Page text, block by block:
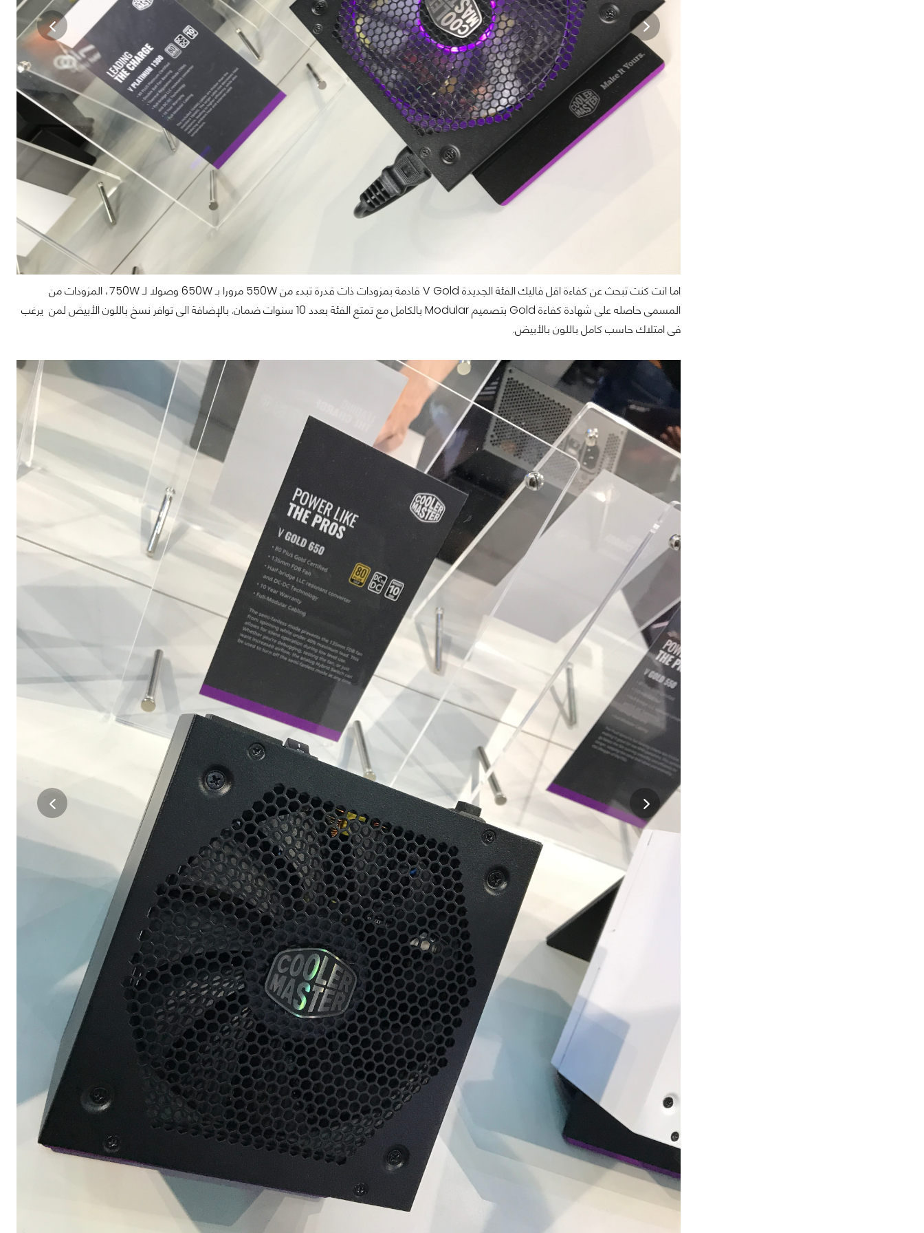
اما انت كنت تبحث عن كفاءة اقل فاليك الفئة الجديدة V Gold قادمة بمزودات ذات قدرة تبدء من 550W مرورا بـ 650W وصولا لـ 750W، المزودات من
المسمى حاصله على شهادة كفاءة Gold بتصميم Modular بالكامل مع تمتع الفئة بعدد 10 سنوات ضمان. بالإضافة الى توافر نسخ باللون الأبيض لمن يرغب
فى امتلاك حاسب كامل باللون بالأبيض.